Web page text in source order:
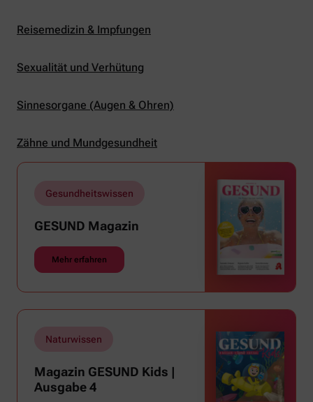
Reisemedizin & Impfungen
Sexualität und Verhütung
Sinnesorgane (Augen & Ohren)
Zähne und Mundgesundheit
Gesundheitswissen
GESUND Magazin
Mehr erfahren
Naturwissen
Magazin GESUND Kids |
Ausgabe 4